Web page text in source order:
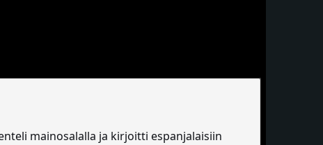
mainosalalla ja kirjoitti espanjalaisiin